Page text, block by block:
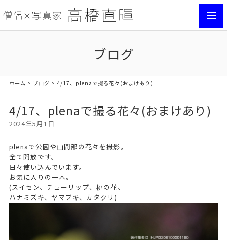
ブログ
ホーム > ブログ > 4/17、plenaで撮る花々(おまけあり)
4/17、plenaで撮る花々(おまけあり)
2024年5月1日
plenaで公園や山間部の花々を撮影。
全て開放です。
日々使い込んでいます。
お気に入りの一本。
(スイセン、チューリップ、桃の花、
ハナミズキ、ヤマブキ、カタクリ)